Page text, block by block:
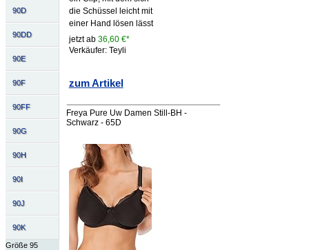
90D
90DD
90E
90F
90FF
90G
90H
90I
90J
90K
Größe 95
die Schüssel leicht mit
einer Hand lösen lässt
jetzt ab 36,60 €*
Verkäufer: Teyli
zum Artikel
Freya Pure Uw Damen Still-BH -
Schwarz - 65D